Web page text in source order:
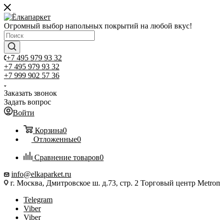
Огромный выбор напольных покрытий на любой вкус!
+7 495 979 93 32
+7 495 979 93 32
+7 999 902 57 36
Заказать звонок
Задать вопрос
Войти
Корзина0
Отложенные0
Сравнение товаров0
info@elkaparket.ru
г. Москва, Дмитровское ш. д.73, стр. 2 Торговый центр
Telegram
Viber
Viber